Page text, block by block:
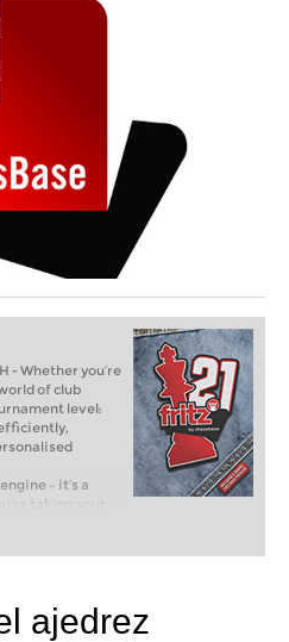
- Whether you’re
of club
level:
– it’s a
taking your
or already
FRITZ, you can
and with a
ajedrez